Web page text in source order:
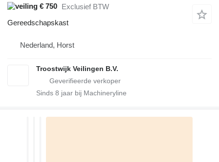
€ 750 Exclusief BTW
Gereedschapskast
Nederland, Horst
Troostwijk Veilingen B.V.
Sinds 8 jaar bij Machineryline